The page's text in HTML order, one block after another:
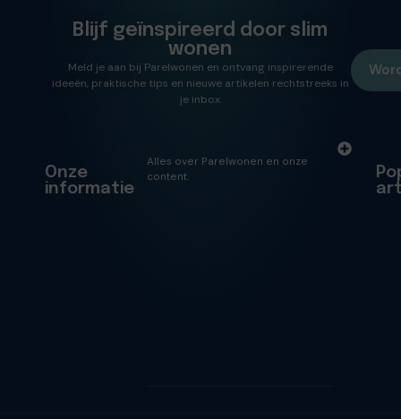
Blijf geïnspireerd door slim
wonen
Meld je aan bij Parelwonen en ontvang inspirerende
ideeën, praktische tips en nieuwe artikelen rechtstreeks in
je inbox.
Onze
informatie
Alles over Parelwonen en onze
content.